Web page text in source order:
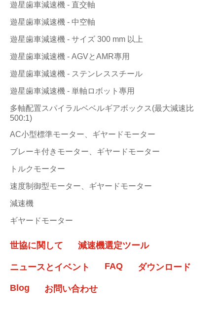
遊星歯車減速機 - 直交軸
遊星歯車減速機 - 中空軸
遊星歯車減速機 - サイズ 300 mm 以上
遊星歯車減速機 - AGVとAMR專用
遊星歯車減速機 - ステンレススチール
遊星歯車減速機 - 単軸ロボット專用
多軸配置スパイラルベベルギアボックス(最大減速比
500:1)
AC小型標準モーター、ギヤードモーター
ブレーキ付きモーター、ギヤードモーター
トルクモーター
速度制御型モーター、ギヤードモーター
減速機
ギヤードモーター
世協に関して 減速機選定ツール
ニュースとイベント FAQ ダウンロード
Blog お問い合わせ